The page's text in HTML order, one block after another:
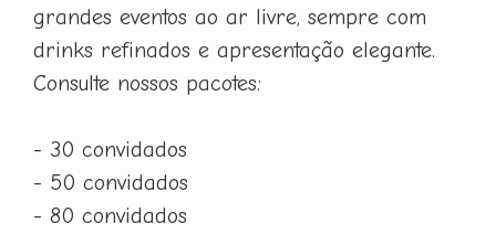
grandes eventos ao ar livre, sempre com
drinks refinados e apresentação elegante.
Consulte nossos pacotes:
- 30 convidados
- 50 convidados
- 80 convidados